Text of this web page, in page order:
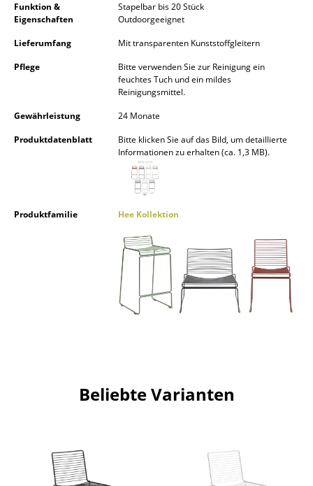
Tischleuchten
Schreibtischleuchten
Stehleuchten & Leseleuchten
Outdoor-Leuchten
... alle Leuchten
Nachttische & Bettzubehör
Accessoires
Uhren
Funktion &
Eigenschaften
Stapelbar bis 20 Stück
Outdoorgeeignet
Lieferumfang
Mit transparenten Kunststoffgleitern
Pflege
Bitte verwenden Sie zur Reinigung ein
feuchtes Tuch und ein mildes
Reinigungsmittel.
Gewährleistung
24 Monate
Produktdatenblatt
Bitte klicken Sie auf das Bild, um detaillierte
Informationen zu erhalten (ca. 1,3 MB).
Produktfamilie Hee Kollektion
Beliebte Varianten